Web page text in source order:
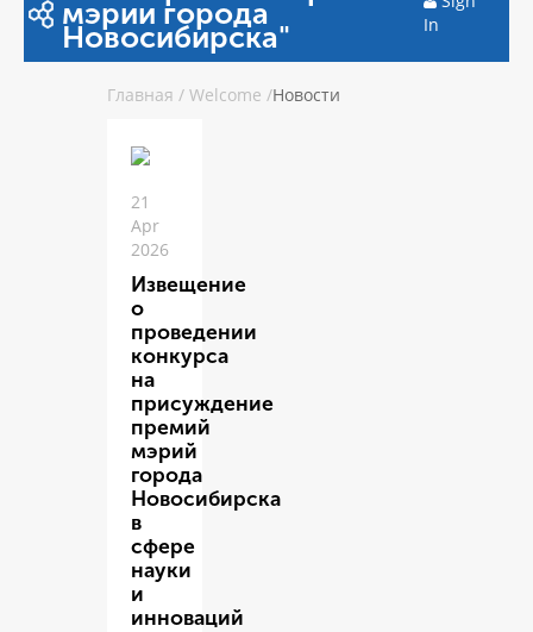
мэрии города
Новосибирска"
In
Главная / Welcome /Новости
21
Apr
2026
Извещение
о
проведении
конкурса
на
присуждение
премий
мэрий
города
Новосибирска
в
сфере
науки
и
инноваций